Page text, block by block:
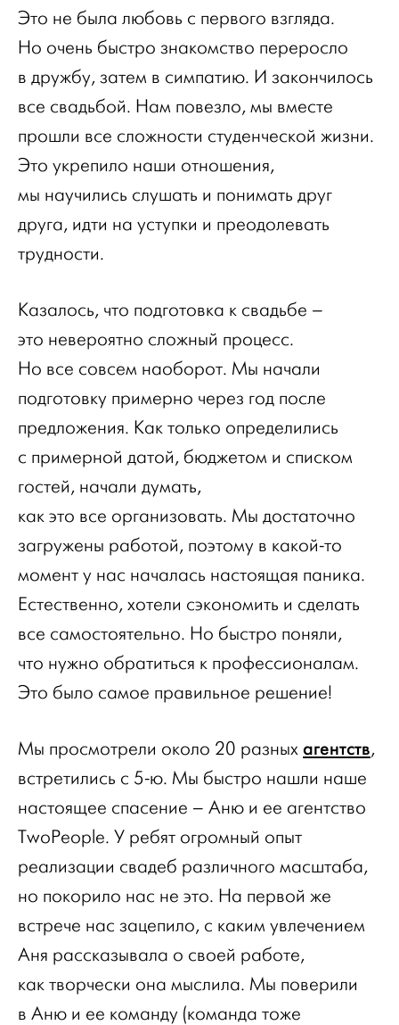
Это не была любовь с первого взгляда.
Но очень быстро знакомство переросло
в дружбу, затем в симпатию. И закончилось
все свадьбой. Нам повезло, мы вместе
прошли все сложности студенческой жизни.
Это укрепило наши отношения,
мы научились слушать и понимать друг
друга, идти на уступки и преодолевать
трудности.
Казалось, что подготовка к свадьбе –
это невероятно сложный процесс.
Но все совсем наоборот. Мы начали
подготовку примерно через год после
предложения. Как только определились
с примерной датой, бюджетом и списком
гостей, начали думать,
как это все организовать. Мы достаточно
загружены работой, поэтому в какой-то
момент у нас началась настоящая паника.
Естественно, хотели сэкономить и сделать
все самостоятельно. Но быстро поняли,
что нужно обратиться к профессионалам.
Это было самое правильное решение!
Мы просмотрели около 20 разных агентств,
встретились с 5-ю. Мы быстро нашли наше
настоящее спасение – Аню и ее агентство
TwoPeople. У ребят огромный опыт
реализации свадеб различного масштаба,
но покорило нас не это. На первой же
встрече нас зацепило, с каким увлечением
Аня рассказывала о своей работе,
как творчески она мыслила. Мы поверили
в Аню и ее команду (команда тоже